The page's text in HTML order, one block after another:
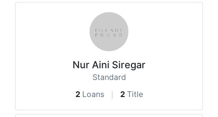
Nur Aini Siregar
Standard
2 Loans 2 Title